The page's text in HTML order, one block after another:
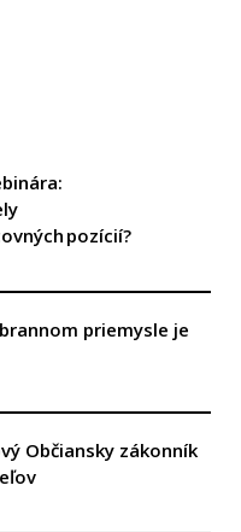
pozícií?
priemysle je
Občiansky zákonník